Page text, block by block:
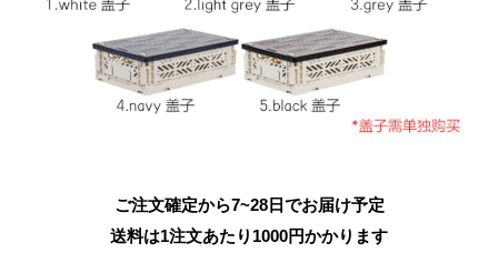
ご注文確定から7~28日でお届け予定
送料は1注文あたり 1000円かかります